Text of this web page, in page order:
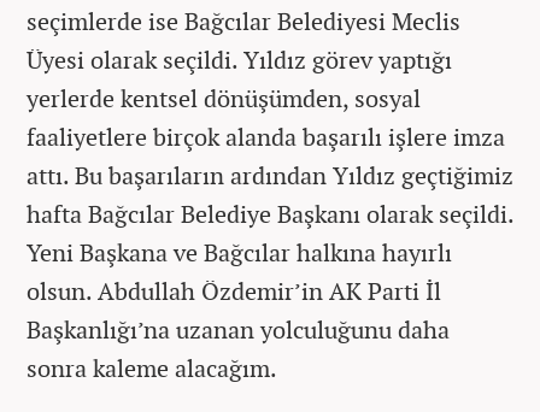
seçimlerde ise Bağcılar Belediyesi Meclis
Üyesi olarak seçildi. Yıldız görev yaptığı
yerlerde kentsel dönüşümden, sosyal
faaliyetlere birçok alanda başarılı işlere imza
attı. Bu başarıların ardından Yıldız geçtiğimiz
hafta Bağcılar Belediye Başkanı olarak seçildi.
Yeni Başkana ve Bağcılar halkına hayırlı
olsun. Abdullah Özdemir’in AK Parti İl
Başkanlığı’na uzanan yolculuğunu daha
sonra kaleme alacağım.